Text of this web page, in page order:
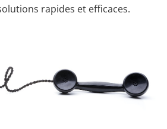
rapides et efficaces.